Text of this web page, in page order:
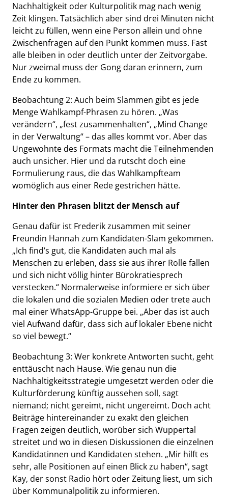
Nachhaltigkeit oder Kulturpolitik mag nach wenig
Zeit klingen. Tatsächlich aber sind drei Minuten nicht
leicht zu füllen, wenn eine Person allein und ohne
Zwischenfragen auf den Punkt kommen muss. Fast
alle bleiben in oder deutlich unter der Zeitvorgabe.
Nur zweimal muss der Gong daran erinnern, zum
Ende zu kommen.
Beobachtung 2: Auch beim Slammen gibt es jede
Menge Wahlkampf-Phrasen zu hören. „Was
verändern“, „fest zusammenhalten“, „Mind Change
in der Verwaltung“ – das alles kommt vor. Aber das
Ungewohnte des Formats macht die Teilnehmenden
auch unsicher. Hier und da rutscht doch eine
Formulierung raus, die das Wahlkampfteam
womöglich aus einer Rede gestrichen hätte.
Hinter den Phrasen blitzt der Mensch auf
Genau dafür ist Frederik zusammen mit seiner
Freundin Hannah zum Kandidaten-Slam gekommen.
„Ich find’s gut, die Kandidaten auch mal als
Menschen zu erleben, dass sie aus ihrer Rolle fallen
und sich nicht völlig hinter Bürokratiesprech
verstecken.“ Normalerweise informiere er sich über
die lokalen und die sozialen Medien oder trete auch
mal einer WhatsApp-Gruppe bei. „Aber das ist auch
viel Aufwand dafür, dass sich auf lokaler Ebene nicht
so viel bewegt.“
Beobachtung 3: Wer konkrete Antworten sucht, geht
enttäuscht nach Hause. Wie genau nun die
Nachhaltigkeitsstrategie umgesetzt werden oder die
Kulturförderung künftig aussehen soll, sagt
niemand; nicht gereimt, nicht ungereimt. Doch acht
Beiträge hintereinander zu exakt den gleichen
Fragen zeigen deutlich, worüber sich Wuppertal
streitet und wo in diesen Diskussionen die einzelnen
Kandidatinnen und Kandidaten stehen. „Mir hilft es
sehr, alle Positionen auf einen Blick zu haben“, sagt
Kay, der sonst Radio hört oder Zeitung liest, um sich
über Kommunalpolitik zu informieren.